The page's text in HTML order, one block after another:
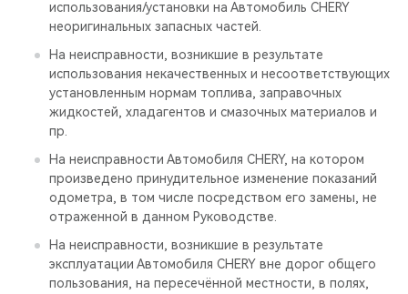
использования/установки на Автомобиль CHERY
неоригинальных запасных частей.
На неисправности, возникшие в результате
использования некачественных и несоответствующих
установленным нормам топлива, заправочных
жидкостей, хладагентов и смазочных материалов и
пр.
На неисправности Автомобиля CHERY, на котором
произведено принудительное изменение показаний
одометра, в том числе посредством его замены, не
отраженной в данном Руководстве.
На неисправности, возникшие в результате
эксплуатации Автомобиля CHERY вне дорог общего
пользования, на пересечённой местности, в полях,